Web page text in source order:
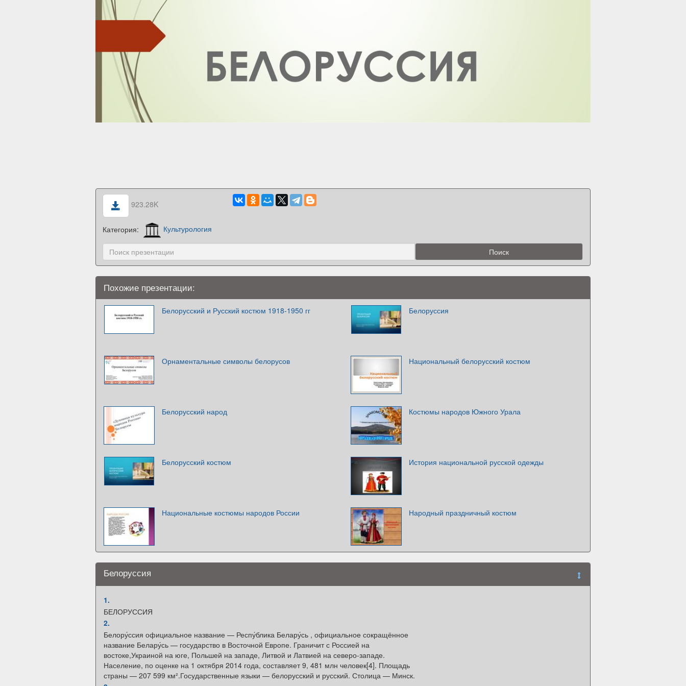
923.28K
Категория: Культурология
Похожие презентации:
Белорусский и Русский костюм 1918-1950 гг Белоруссия
Орнаментальные символы белорусов Национальный белорусский костюм
Белорусский народ Костюмы народов Южного Урала
Белорусский костюм История национальной русской одежды
Национальные костюмы народов России Народный праздничный костюм
Белоруссия
1.
БЕЛОРУССИЯ
2.
Белору́ссия официальное название — Респу́блика Белару́сь , официальное сокращённое
название Белару́сь — государство в Восточной Европе. Граничит с Россией на
востоке,Украиной на юге, Польшей на западе, Литвой и Латвией на северо-западе.
Население, по оценке на 1 октября 2014 года, составляет 9, 481 млн человек[4]. Площадь
страны — 207 599 км².Государственные языки — белорусский и русский. Столица — Минск.